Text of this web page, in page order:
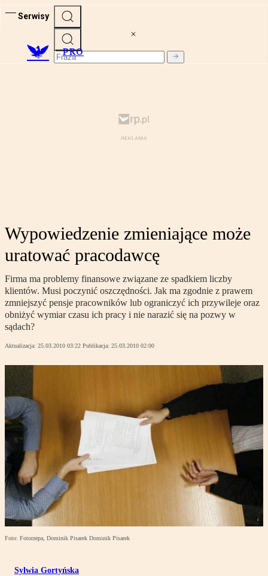
Serwisy
PRO
Wypowiedzenie zmieniające może
uratować pracodawcę
Firma ma problemy finansowe związane ze spadkiem liczby
klientów. Musi poczynić oszczędności. Jak ma zgodnie z prawem
zmniejszyć pensje pracowników lub ograniczyć ich przywileje oraz
obniżyć wymiar czasu ich pracy i nie narazić się na pozwy w
sądach?
Aktualizacja: 25.03.2010 03:22 Publikacja: 25.03.2010 02:00
Foto: Fotorzepa, Dominik Pisarek Dominik Pisarek
Sylwia Gortyńska